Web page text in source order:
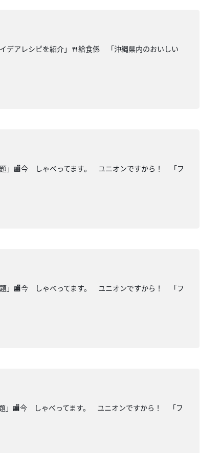
デアレシピを紹介」🍴給食係 「沖縄県内のおいしい
」🏬今 しゃべってます。 ユニオンですから！ 「フ
」🏬今 しゃべってます。 ユニオンですから！ 「フ
」🏬今 しゃべってます。 ユニオンですから！ 「フ